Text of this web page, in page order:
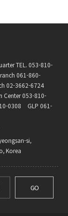
TEL. 053-810-
061-860-
02-3662-6724
Center 053-810-
0308
GLP 061-
si,
Korea
GO